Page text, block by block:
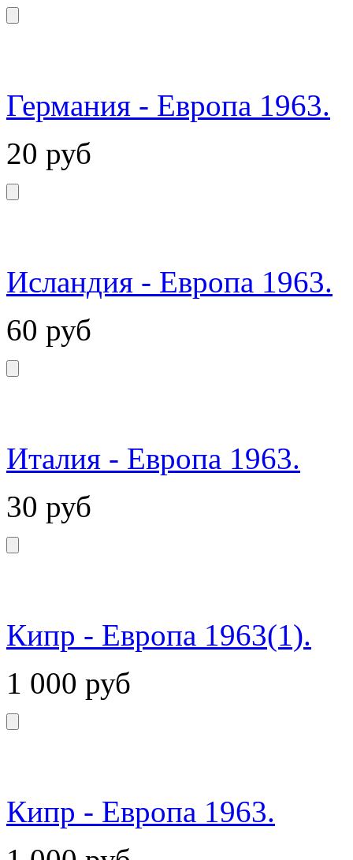
Германия - Европа 1963.
20 руб
Исландия - Европа 1963.
60 руб
Италия - Европа 1963.
30 руб
Кипр - Европа 1963(1).
1 000 руб
Кипр - Европа 1963.